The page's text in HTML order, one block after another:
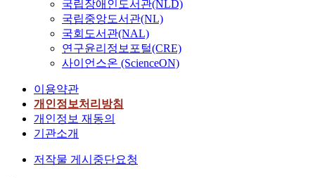
국립장애인도서관(NLD)
국립중앙도서관(NL)
국회도서관(NAL)
연구윤리정보포털(CRE)
사이언스온 (ScienceON)
이용약관
개인정보처리방침
개인정보 재동의
기관소개
저작물 게시중단요청